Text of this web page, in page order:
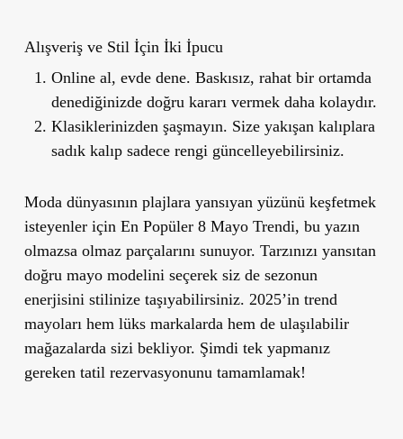
Alışveriş ve Stil İçin İki İpucu
Online al, evde dene. Baskısız, rahat bir ortamda
denediğinizde doğru kararı vermek daha kolaydır.
Klasiklerinizden şaşmayın. Size yakışan kalıplara
sadık kalıp sadece rengi güncelleyebilirsiniz.
Moda dünyasının plajlara yansıyan yüzünü keşfetmek
isteyenler için En Popüler 8 Mayo Trendi, bu yazın
olmazsa olmaz parçalarını sunuyor. Tarzınızı yansıtan
doğru mayo modelini seçerek siz de sezonun
enerjisini stilinize taşıyabilirsiniz. 2025’in trend
mayoları hem lüks markalarda hem de ulaşılabilir
mağazalarda sizi bekliyor. Şimdi tek yapmanız
gereken tatil rezervasyonunu tamamlamak!